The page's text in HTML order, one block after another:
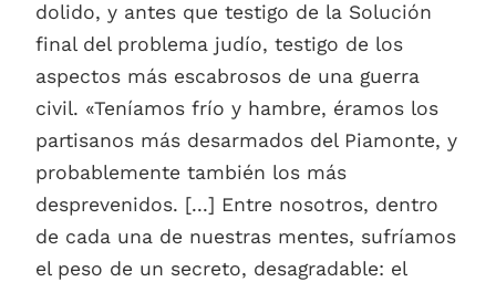
dolido, y antes que testigo de la Solución
final del problema judío, testigo de los
aspectos más escabrosos de una guerra
civil. «Teníamos frío y hambre, éramos los
partisanos más desarmados del Piamonte, y
probablemente también los más
desprevenidos. [...] Entre nosotros, dentro
de cada una de nuestras mentes, sufríamos
el peso de un secreto, desagradable: el